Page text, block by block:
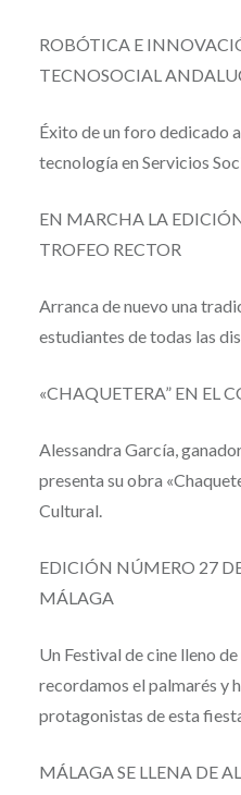
ROBÓTICA E
TECNOSOCIAL
Éxito de un foro dedicado
tecnología en Servicios
EN MARCHA LA
TROFEO RECTOR
Arranca de nuevo una
estudiantes de todas las
«CHAQUETERA” EN EL
Alessandra García,
presenta su obra
Cultural.
EDICIÓN NÚMERO 27
MÁLAGA
Un Festival de cine lleno
recordamos el palmarés y
protagonistas de esta
MÁLAGA SE LLENA DE